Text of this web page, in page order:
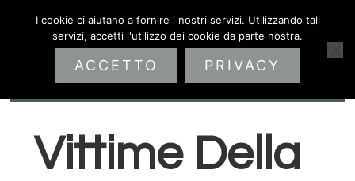
navigazione
contenuto
Vittime Della
I cookie ci aiutano a fornire i nostri servizi. Utilizzando tali
servizi, accetti l'utilizzo dei cookie da parte nostra.
ACCETTO PRIVACY